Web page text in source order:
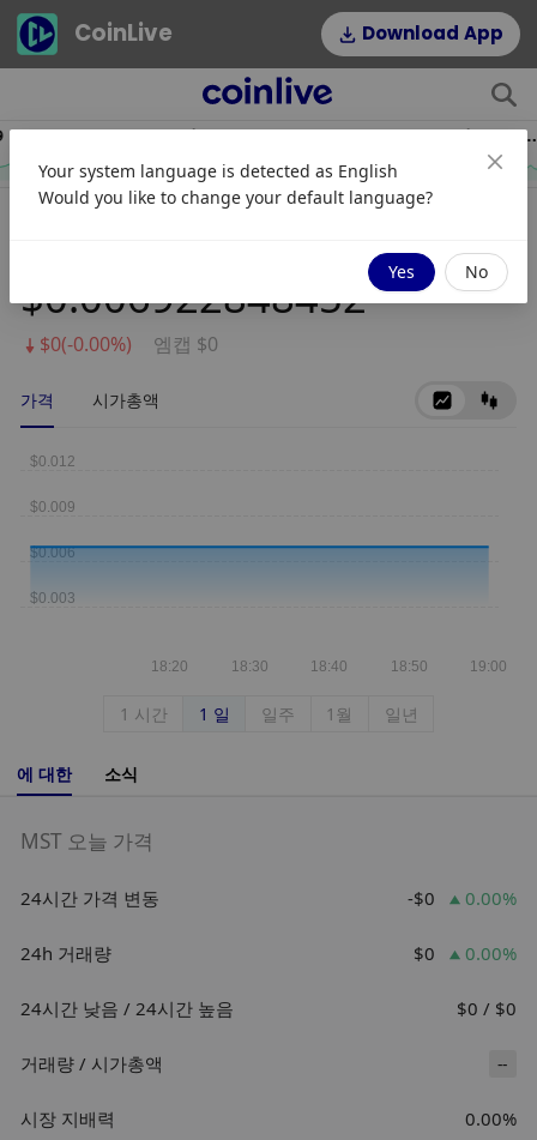
CoinLive Download App
2.64%
$0.006922848452
$0(-0.00%) 엠캡 $0
가격 시가총액
1 시간 1 일 일주 1월 일년
에 대한 소식
MST 오늘 가격
24시간 가격 변동 -$0 0.00%
24h 거래량 $0 0.00%
24시간 낮음 / 24시간 높음 $0 / $0
거래량 / 시가총액 --
시장 지배력 0.00%
Your system language is detected as English
Would you like to change your default language?
Yes No